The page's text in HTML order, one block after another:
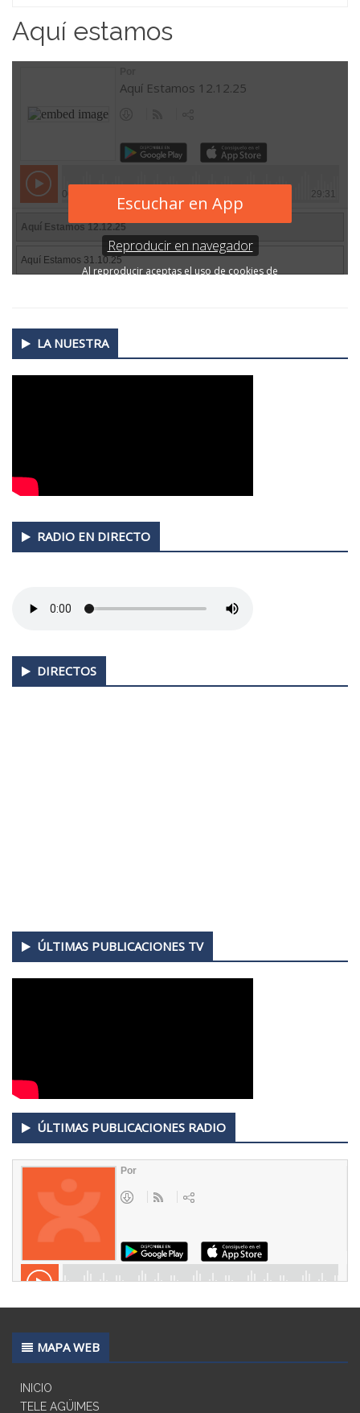
Aquí estamos
Secondary
Sidebar
LA NUESTRA
RADIO EN DIRECTO
DIRECTOS
ÚLTIMAS PUBLICACIONES TV
ÚLTIMAS PUBLICACIONES RADIO
MAPA WEB
INICIO
TELE AGÜIMES